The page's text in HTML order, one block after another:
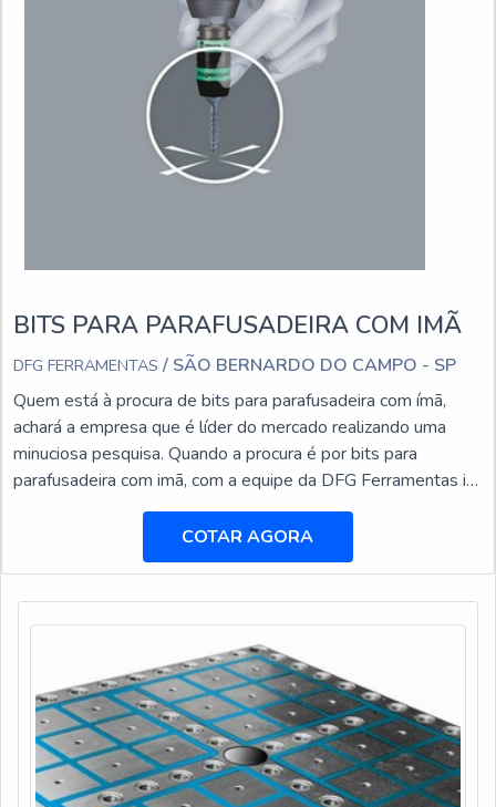
BITS PARA PARAFUSADEIRA COM IMÃ
DFG FERRAMENTAS / SÃO BERNARDO DO CAMPO - SP
Quem está à procura de bits para parafusadeira com ímã,
achará a empresa que é líder do mercado realizando uma
minuciosa pesquisa. Quando a procura é por bits para
parafusadeira com imã, com a equipe da DFG Ferramentas irá
encontrar excelente custo-benefício com pagamento
acessível.MAIS DETALHES SOBRE BITS PARA
PARAFUSADEIRA COM ÍMÃA DFG Ferramentas canaliza
COTAR AGORA